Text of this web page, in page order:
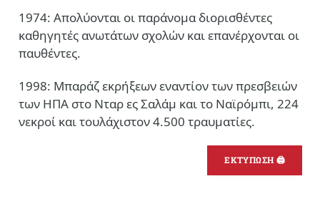
1974: Απολύονται οι παράνομα διορισθέντες
καθηγητές ανωτάτων σχολών και επανέρχονται οι
παυθέντες.
1998: Μπαράζ εκρήξεων εναντίον των πρεσβειών
των ΗΠΑ στο Νταρ ες Σαλάμ και το Ναϊρόμπι, 224
νεκροί και τουλάχιστον 4.500 τραυματίες.
ΕΚΤΥΠΩΣΗ 🖨